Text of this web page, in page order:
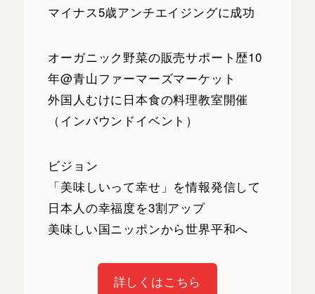
マイナス5歳アンチエイジングに成功
オーガニック野菜の販売サポート歴10
年@青山ファーマーズマーケット
外国人むけに日本食の料理教室開催
（インバウンドイベント）
ビジョン
「美味しいって幸せ」を情報発信して
日本人の幸福度を3割アップ
美味しい国ニッポンから世界平和へ
詳しくはこちら